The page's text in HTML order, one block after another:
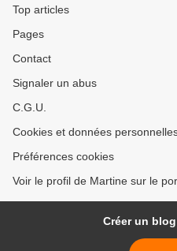
Top articles
Pages
Contact
Signaler un abus
C.G.U.
Cookies et données
Préférences cookies
Voir le profil de Martine sur le
Créer un